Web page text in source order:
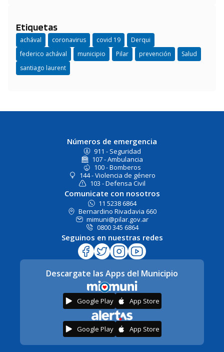
Etiquetas
achával coronavirus covid 19
Derqui
federico achával
municipio Pilar prevención
Salud
santiago laurent
Números de emergencia
911 - Seguridad
107 - Ambulancia
100 - Bomberos
144 - Violencia de género
103 - Defensa Civil
Comunicate con nosotros
11 5238 6864
Bernardino Rivadavia 660
mimuni@pilar.gov.ar
0800 345 6864
Seguinos en nuestras redes
Descargate las Apps del Municipio
Google Play App Store
Google Play App Store